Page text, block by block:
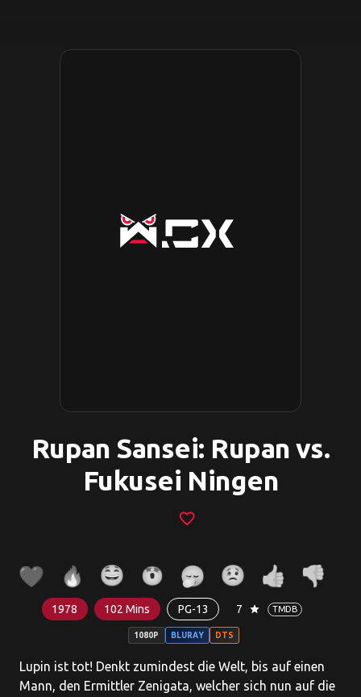
Rupan Sansei: Rupan vs.
Fukusei Ningen
favorite_border
1978 102 Mins PG-13 7 star TMDB
1080P BLURAY DTS
Lupin ist tot! Denkt zumindest die Welt, bis auf einen
Mann, den Ermittler Zenigata, welcher sich nun auf die